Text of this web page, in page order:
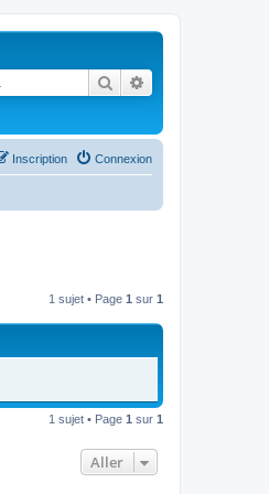
Rechercher
Connexion
Inscription
1 sujet • Page 1 sur 1
1 sujet • Page 1 sur 1
Aller